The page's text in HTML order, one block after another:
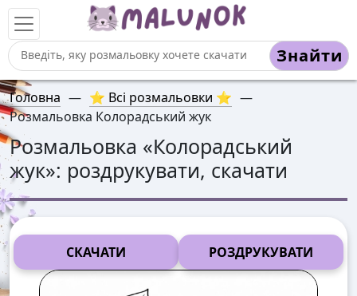
Знайти
Головна — ⭐ Всі розмальовки ⭐ —
Розмальовка Колорадський жук
Розмальовка «Колорадський
жук»: роздрукувати, скачати
СКАЧАТИ РОЗДРУКУВАТИ